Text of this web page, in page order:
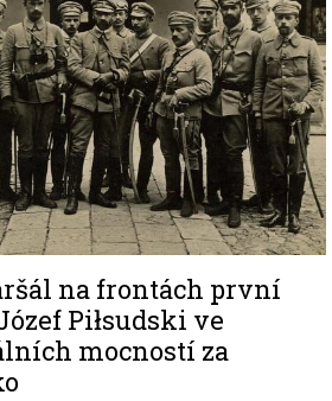
na frontách první
Piłsudski ve
mocností za